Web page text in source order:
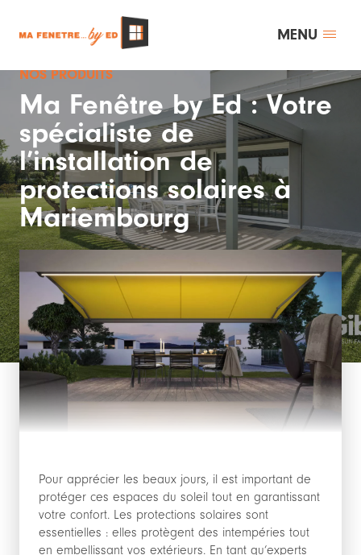
MENU
NOS PRODUITS
Ma Fenêtre by Ed : Votre
spécialiste de
l’installation de
protections solaires à
Mariembourg
Pour apprécier les beaux jours, il est important de
protéger ces espaces du soleil tout en garantissant
votre confort. Les protections solaires sont
essentielles : elles protègent des intempéries tout
en embellissant vos extérieurs. En tant qu’experts